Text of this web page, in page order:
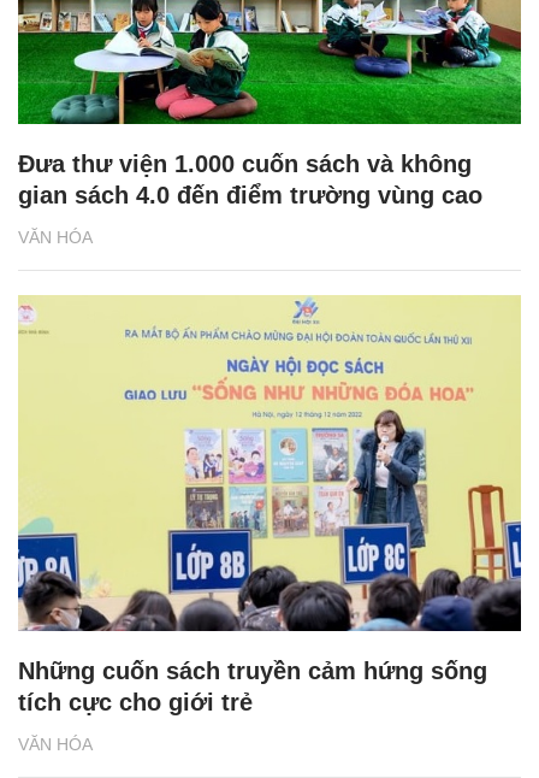
VĂN HÓA
Đưa thư viện 1.000 cuốn sách và không
gian sách 4.0 đến điểm trường vùng cao
VĂN HÓA
Những cuốn sách truyền cảm hứng sống
tích cực cho giới trẻ